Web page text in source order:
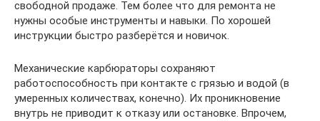
свободной продаже. Тем более что для ремонта не
нужны особые инструменты и навыки. По хорошей
инструкции быстро разберётся и новичок.
Механические карбюраторы сохраняют
работоспособность при контакте с грязью и водой (в
умеренных количествах, конечно). Их проникновение
внутрь не приводит к отказу или остановке. Впрочем,